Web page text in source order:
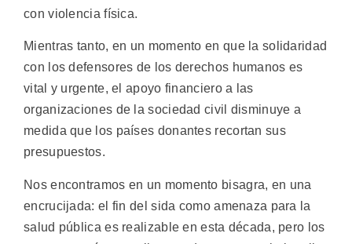
con violencia física.
Mientras tanto, en un momento en que la solidaridad
con los defensores de los derechos humanos es
vital y urgente, el apoyo financiero a las
organizaciones de la sociedad civil disminuye a
medida que los países donantes recortan sus
presupuestos.
Nos encontramos en un momento bisagra, en una
encrucijada: el fin del sida como amenaza para la
salud pública es realizable en esta década, pero los